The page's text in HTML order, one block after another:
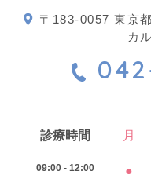
〒183-0057 東京
カ
診療時間 月
09:00 - 12:00 ●